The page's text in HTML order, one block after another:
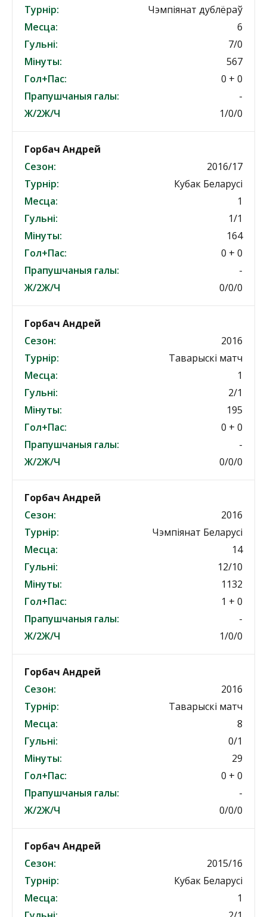
Турнір:
Чэмпіянат дублёраў
Месца:
6
Гульні:
7/0
Мінуты:
567
Гол+Пас:
0 + 0
Прапушчаныя галы:
-
Ж/2Ж/Ч
1/0/0
Горбач Андрей
Сезон:
2016/17
Турнір:
Кубак Беларусі
Месца:
1
Гульні:
1/1
Мінуты:
164
Гол+Пас:
0 + 0
Прапушчаныя галы:
-
Ж/2Ж/Ч
0/0/0
Горбач Андрей
Сезон:
2016
Турнір:
Таварыскі матч
Месца:
1
Гульні:
2/1
Мінуты:
195
Гол+Пас:
0 + 0
Прапушчаныя галы:
-
Ж/2Ж/Ч
0/0/0
Горбач Андрей
Сезон:
2016
Турнір:
Чэмпіянат Беларусі
Месца:
14
Гульні:
12/10
Мінуты:
1132
Гол+Пас:
1 + 0
Прапушчаныя галы:
-
Ж/2Ж/Ч
1/0/0
Горбач Андрей
Сезон:
2016
Турнір:
Таварыскі матч
Месца:
8
Гульні:
0/1
Мінуты:
29
Гол+Пас:
0 + 0
Прапушчаныя галы:
-
Ж/2Ж/Ч
0/0/0
Горбач Андрей
Сезон:
2015/16
Турнір:
Кубак Беларусі
Месца:
1